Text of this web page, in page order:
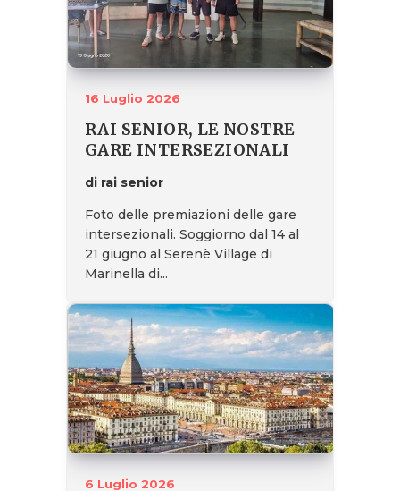
16 Luglio 2026
RAI SENIOR, LE NOSTRE
GARE INTERSEZIONALI
di rai senior
Foto delle premiazioni delle gare
intersezionali. Soggiorno dal 14 al
21 giugno al Serenè Village di
Marinella di...
6 Luglio 2026